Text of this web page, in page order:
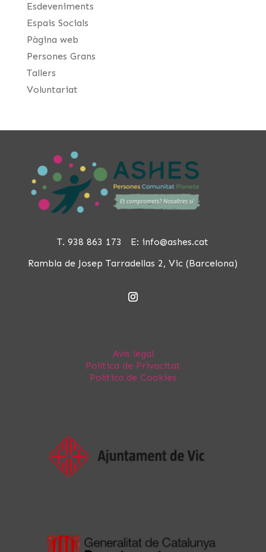
Esdeveniments
Espais Socials
Pàgina web
Persones Grans
Tallers
Voluntariat
T. 938 863 173 E: info@ashes.cat
Rambla de Josep Tarradellas 2, Vic (Barcelona)
Avís legal
Política de Privacitat
Política de Cookies